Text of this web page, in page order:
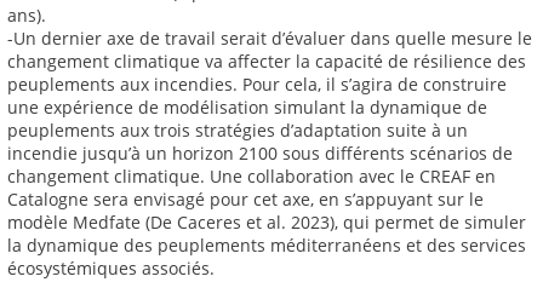
ans).
-Un dernier axe de travail serait d’évaluer dans quelle mesure le
changement climatique va affecter la capacité de résilience des
peuplements aux incendies. Pour cela, il s’agira de construire
une expérience de modélisation simulant la dynamique de
peuplements aux trois stratégies d’adaptation suite à un
incendie jusqu’à un horizon 2100 sous différents scénarios de
changement climatique. Une collaboration avec le CREAF en
Catalogne sera envisagé pour cet axe, en s’appuyant sur le
modèle Medfate (De Caceres et al. 2023), qui permet de simuler
la dynamique des peuplements méditerranéens et des services
écosystémiques associés.